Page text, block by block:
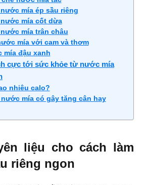
mía ép sầu riêng
nước mía cốt dừa
mía trân châu
mía với cam và thơm
mía đậu xanh
cực tới sức khỏe từ nước mía
nhiêu calo?
mía có gây tăng cân hay
liệu cho cách làm
riêng ngon